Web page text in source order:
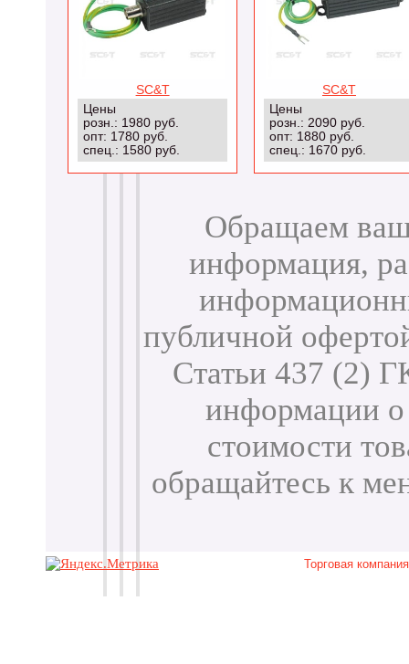
SC&T
Цены
розн.: 1980 руб.
опт: 1780 руб.
спец.: 1580 руб.
SC&T
Цены
розн.: 2090 руб.
опт: 1880 руб.
спец.: 1670 руб.
Обращаем
информация,
публичной
Статьи 437 (2)
информации о
стоимости
обращайтесь к
Торговая